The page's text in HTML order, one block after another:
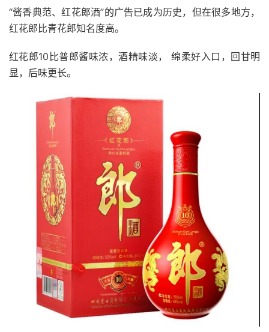
“酱香典范、红花郎酒”的广告已成为历史，但在很多地方，
红花郎比青花郎知名度高。
红花郎10比普郎酱味浓，酒精味淡， 绵柔好入口，回甘明
显，后味更长。